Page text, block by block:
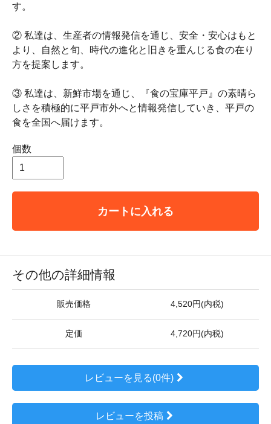
す。
② 私達は、生産者の情報発信を通じ、安全・安心はもと
より、自然と旬、時代の進化と旧きを重んじる食の在り
方を提案します。
③ 私達は、新鮮市場を通じ、『食の宝庫平戸』の素晴ら
しさを積極的に平戸市外へと情報発信していき、平戸の
食を全国へ届けます。
個数
カートに入れる
その他の詳細情報
販売価格 4,520円(内税)
定価 4,720円(内税)
レビューを見る(0件)
レビューを投稿